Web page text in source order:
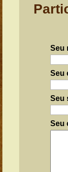
Seu
Seu
Seu
Seu